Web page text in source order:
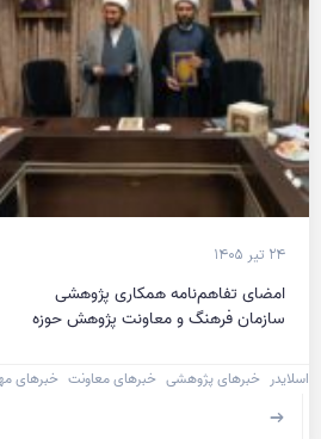
۲۴ تیر ۱۴۰۵
امضای تفاهم‌نامه همکاری پژوهشی
سازمان فرهنگ و معاونت پژوهش حوزه
اسلایدر خبرهای پژوهشی خبرهای معاونت خبرهای